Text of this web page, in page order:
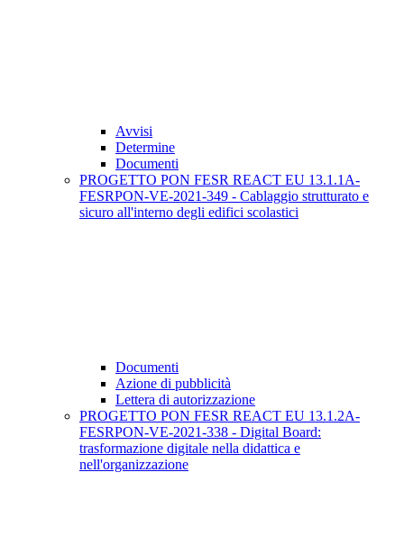
Avvisi
Determine
Documenti
PROGETTO PON FESR REACT EU 13.1.1A-
FESRPON-VE-2021-349 - Cablaggio strutturato e
sicuro all'interno degli edifici scolastici
Documenti
Azione di pubblicità
Lettera di autorizzazione
PROGETTO PON FESR REACT EU 13.1.2A-
FESRPON-VE-2021-338 - Digital Board:
trasformazione digitale nella didattica e
nell'organizzazione